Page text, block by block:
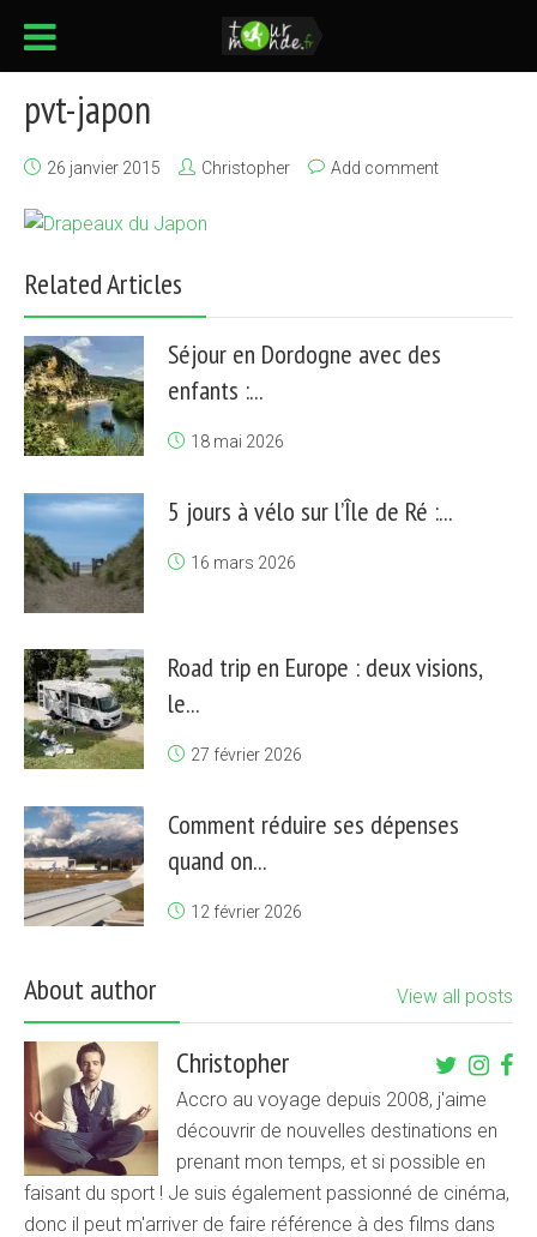
pvt-japon
26 janvier 2015 Christopher Add comment
Related Articles
Séjour en Dordogne avec des
enfants :...
18 mai 2026
5 jours à vélo sur l’Île de Ré :...
16 mars 2026
Road trip en Europe : deux visions,
le...
27 février 2026
Comment réduire ses dépenses
quand on...
12 février 2026
About author View all posts
Christopher
Accro au voyage depuis 2008, j'aime
découvrir de nouvelles destinations en
prenant mon temps, et si possible en
faisant du sport ! Je suis également passionné de cinéma,
donc il peut m'arriver de faire référence à des films dans